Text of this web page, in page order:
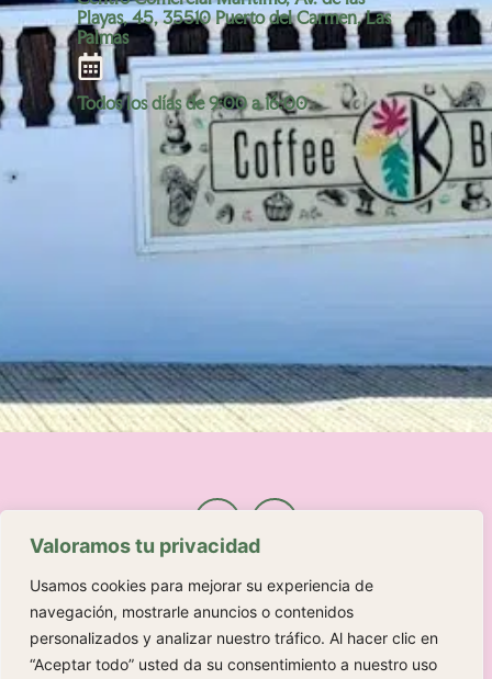
Valoramos tu privacidad
Usamos cookies para mejorar su experiencia de
navegación, mostrarle anuncios o contenidos
personalizados y analizar nuestro tráfico. Al hacer clic en
“Aceptar todo” usted da su consentimiento a nuestro uso
Playas, 45, 35510 Puerto del Carmen, Las
Palmas
Todos los días de 9:00 a 16:00
© 2025 Kalma Café | Powered byAdmarking